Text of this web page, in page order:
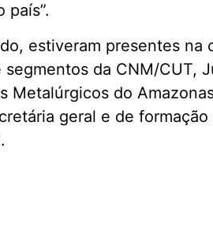
país”.
estiveram presentes na
da CNM/CUT,
Metalúrgicos do
geral e de